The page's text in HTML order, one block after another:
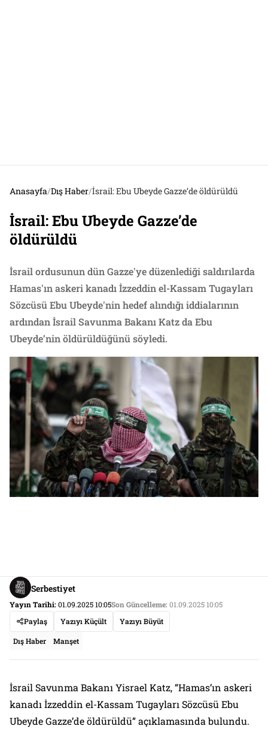
Anasayfa/Dış Haber/İsrail: Ebu Ubeyde Gazze’de öldürüldü
İsrail: Ebu Ubeyde Gazze’de
öldürüldü
İsrail ordusunun dün Gazze'ye düzenlediği saldırılarda
Hamas'ın askeri kanadı İzzeddin el-Kassam Tugayları
Sözcüsü Ebu Ubeyde'nin hedef alındığı iddialarının
ardından İsrail Savunma Bakanı Katz da Ebu
Ubeyde’nin öldürüldüğünü söyledi.
Serbestiyet
Yayın Tarihi:01.09.2025 10:05Son Güncelleme:01.09.2025 10:05
Paylaş
Yazıyı Küçült Yazıyı Büyüt
Dış Haber Manşet
İsrail Savunma Bakanı Yisrael Katz, “Hamas’ın askeri
kanadı İzzeddin el-Kassam Tugayları Sözcüsü Ebu
Ubeyde Gazze’de öldürüldü” açıklamasında bulundu.